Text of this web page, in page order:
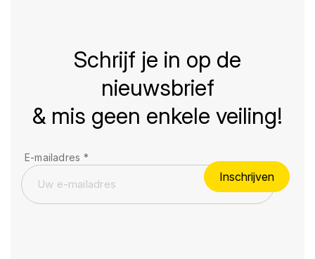
Schrijf je in op de
nieuwsbrief
& mis geen enkele veiling!
E-mailadres *
Inschrijven